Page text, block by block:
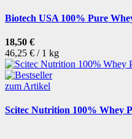
Biotech USA 100% Pure
18,50 €
46,25 € / 1 kg
zum Artikel
Scitec Nutrition 100% Whey